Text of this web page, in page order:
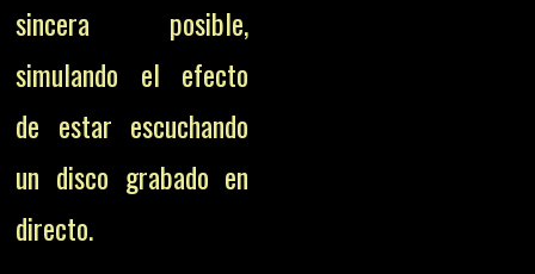
sincera posible,
simulando el efecto
de estar escuchando
un disco grabado en
directo.